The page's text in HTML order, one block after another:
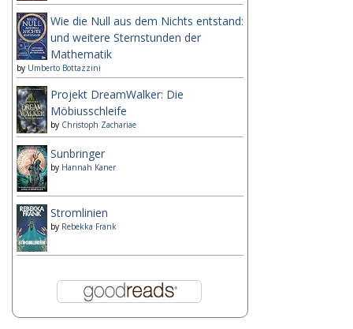
Wie die Null aus dem Nichts entstand:
und weitere Sternstunden der
Mathematik
by Umberto Bottazzini
Projekt DreamWalker: Die
Möbiusschleife
by Christoph Zachariae
Sunbringer
by Hannah Kaner
Stromlinien
by Rebekka Frank